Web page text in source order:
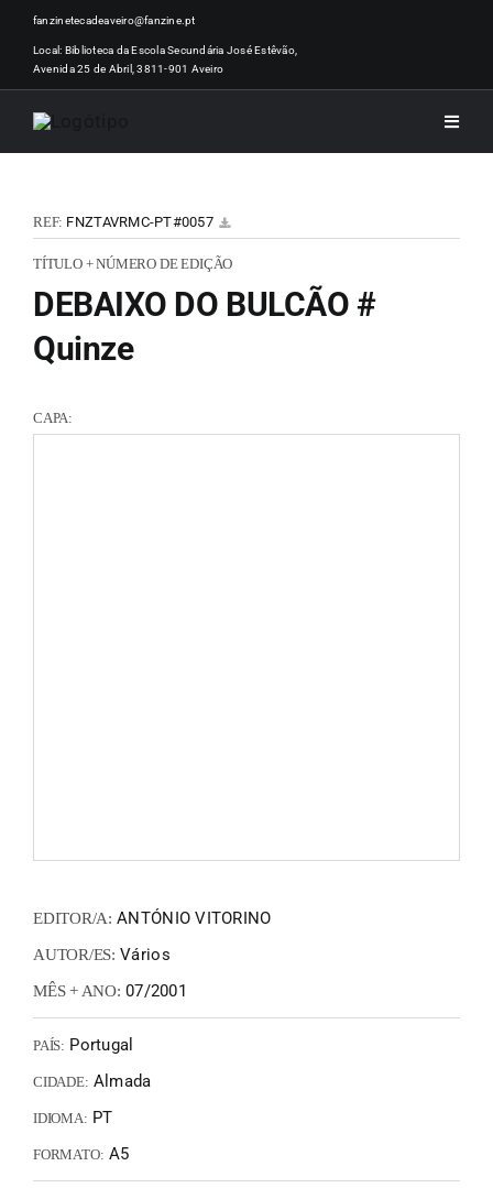
Skip
content
fanzinetecadeaveiro@fanzine.pt
Local: Biblioteca da Escola Secundária José Estêvão,
Avenida 25 de Abril, 3811-901 Aveiro
Toggle
REF: FNZTAVRMC-PT#0057
TÍTULO + NÚMERO DE EDIÇÃO
DEBAIXO DO BULCÃO #
Quinze
CAPA:
EDITOR/A: ANTÓNIO VITORINO
AUTOR/ES: Vários
MÊS + ANO: 07/2001
PAÍS: Portugal
CIDADE: Almada
IDIOMA: PT
FORMATO: A5